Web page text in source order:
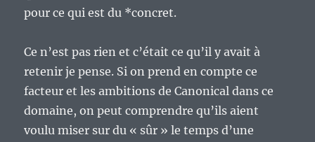
pour ce qui est du *concret.
Ce n’est pas rien et c’était ce qu’il y avait à
retenir je pense. Si on prend en compte ce
facteur et les ambitions de Canonical dans ce
domaine, on peut comprendre qu’ils aient
voulu miser sur du « sûr » le temps d’une